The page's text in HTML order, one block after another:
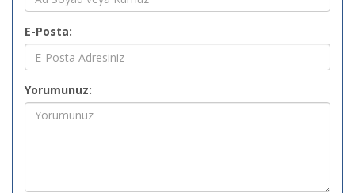
E-Posta:
Yorumunuz: